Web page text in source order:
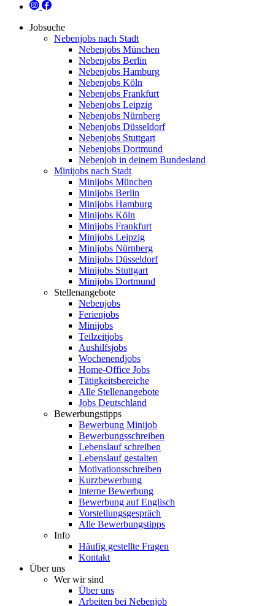
Jobsuche
Nebenjobs nach Stadt
Nebenjobs München
Nebenjobs Berlin
Nebenjobs Hamburg
Nebenjobs Köln
Nebenjobs Frankfurt
Nebenjobs Leipzig
Nebenjobs Nürnberg
Nebenjobs Düsseldorf
Nebenjobs Stuttgart
Nebenjobs Dortmund
Nebenjob in deinem Bundesland
Minijobs nach Stadt
Minijobs München
Minijobs Berlin
Minijobs Hamburg
Minijobs Köln
Minijobs Frankfurt
Minijobs Leipzig
Minijobs Nürnberg
Minijobs Düsseldorf
Minijobs Stuttgart
Minijobs Dortmund
Stellenangebote
Nebenjobs
Ferienjobs
Minijobs
Teilzeitjobs
Aushilfsjobs
Wochenendjobs
Home-Office Jobs
Tätigkeitsbereiche
Alle Stellenangebote
Jobs Deutschland
Bewerbungstipps
Bewerbung Minijob
Bewerbungsschreiben
Lebenslauf schreiben
Lebenslauf gestalten
Motivationsschreiben
Kurzbewerbung
Interne Bewerbung
Bewerbung auf Englisch
Vorstellungsgespräch
Alle Bewerbungstipps
Info
Häufig gestellte Fragen
Kontakt
Über uns
Wer wir sind
Über uns
Arbeiten bei Nebenjob